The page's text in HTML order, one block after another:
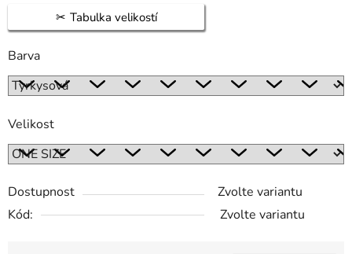
Tabulka velikostí
Barva
Velikost
Dostupnost
Zvolte variantu
Kód:
Zvolte variantu